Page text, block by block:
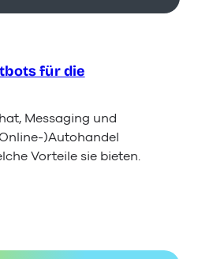
für die
Messaging und
)Autohandel
Vorteile sie bieten.